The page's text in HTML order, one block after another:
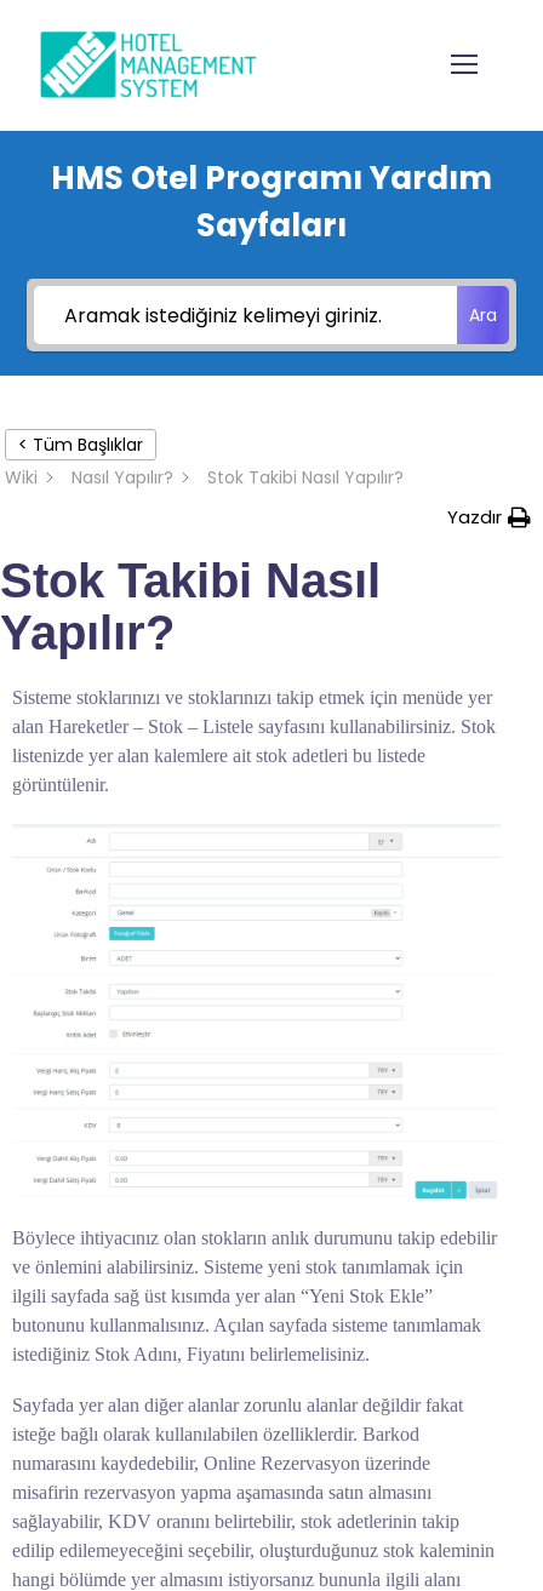
HMS Otel Programı Yardım
Sayfaları
Ara
< Tüm Başlıklar
Wiki
Nasıl Yapılır? Stok Takibi Nasıl Yapılır?
Yazdır
Stok Takibi Nasıl
Yapılır?
Sisteme stoklarınızı ve stoklarınızı takip etmek için menüde yer
alan Hareketler – Stok – Listele sayfasını kullanabilirsiniz. Stok
listenizde yer alan kalemlere ait stok adetleri bu listede
görüntülenir.
Böylece ihtiyacınız olan stokların anlık durumunu takip edebilir
ve önlemini alabilirsiniz. Sisteme yeni stok tanımlamak için
ilgili sayfada sağ üst kısımda yer alan “Yeni Stok Ekle”
butonunu kullanmalısınız. Açılan sayfada sisteme tanımlamak
istediğiniz Stok Adını, Fiyatını belirlemelisiniz.
Sayfada yer alan diğer alanlar zorunlu alanlar değildir fakat
isteğe bağlı olarak kullanılabilen özelliklerdir. Barkod
numarasını kaydedebilir, Online Rezervasyon üzerinde
misafirin rezervasyon yapma aşamasında satın almasını
sağlayabilir, KDV oranını belirtebilir, stok adetlerinin takip
edilip edilemeyeceğini seçebilir, oluşturduğunuz stok kaleminin
hangi bölümde yer almasını istiyorsanız bununla ilgili alanı